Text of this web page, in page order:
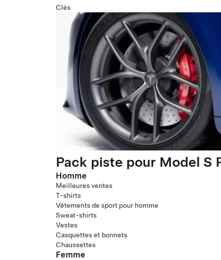
Clés
Pack piste pour Model S
Homme
Meilleures ventes
T-shirts
Vêtements de sport pour homme
Sweat-shirts
Vestes
Casquettes et bonnets
Chaussettes
Femme